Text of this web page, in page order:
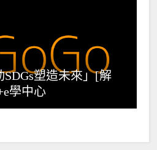
SDGs塑造未來」[解
學中心